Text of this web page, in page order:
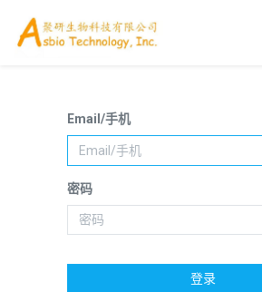
Email/手机
密码
登录